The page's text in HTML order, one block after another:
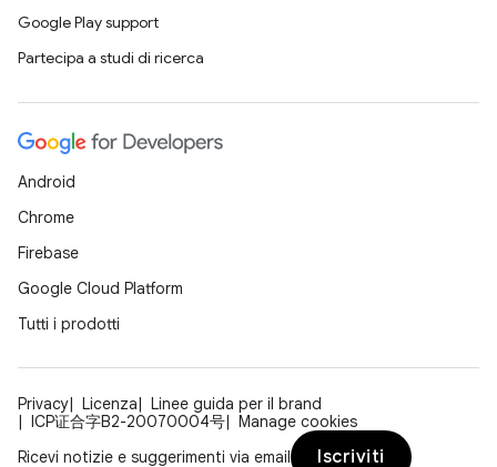
Google Play support
Partecipa a studi di ricerca
Android
Chrome
Firebase
Google Cloud Platform
Tutti i prodotti
Privacy Licenza
Linee guida per il brand
ICP证合字B2-20070004号
Manage cookies
Ricevi notizie e suggerimenti via email
Iscriviti